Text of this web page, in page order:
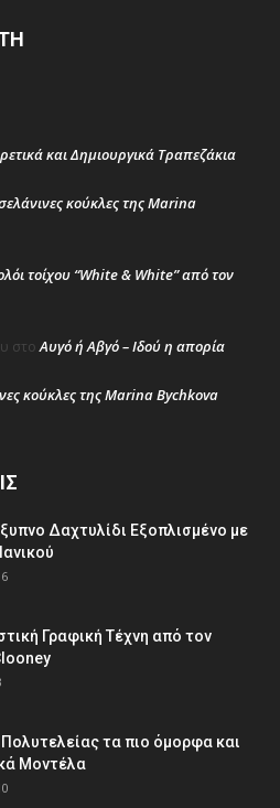
και Δημιουργικά Τραπεζάκια
κούκλες της Marina
τοίχου “White & White” από τον
στοΑυγό ή Αβγό – Ιδού η απορία
κούκλες της Marina Bychkova
Δαχτυλίδι Εξοπλισμένο με
Γραφική Τέχνη από τον
τα πιο όμορφα και
Μοντέλα